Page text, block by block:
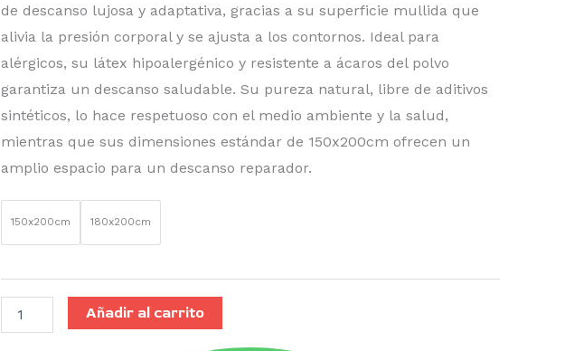
907,50 €
de descanso lujosa y adaptativa, gracias a su superficie mullida que
alivia la presión corporal y se ajusta a los contornos. Ideal para
alérgicos, su látex hipoalergénico y resistente a ácaros del polvo
garantiza un descanso saludable. Su pureza natural, libre de aditivos
sintéticos, lo hace respetuoso con el medio ambiente y la salud,
mientras que sus dimensiones estándar de 150x200cm ofrecen un
amplio espacio para un descanso reparador.
150x200cm 180x200cm
Añadir al carrito